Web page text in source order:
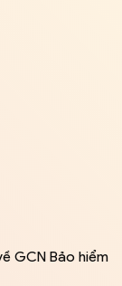
GCN Bảo hiểm